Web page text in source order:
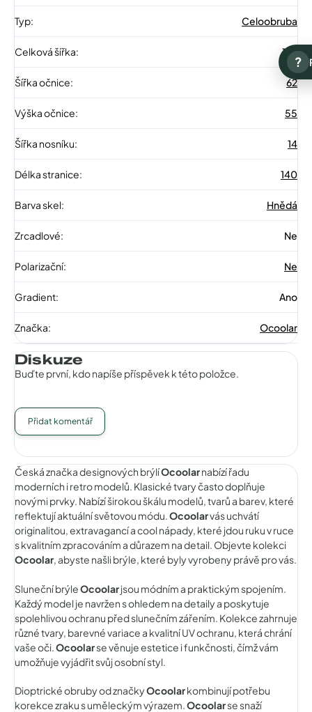
Typ: Celoobruba
Celková šířka: 147
Šířka očnice: 62
Výška očnice: 55
Šířka nosníku: 14
Délka stranice: 140
Barva skel: Hnědá
Zrcadlové: Ne
Polarizační: Ne
Gradient: Ano
Značka: Ocoolar
Diskuze
Buďte první, kdo napíše příspěvek k této položce.
Přidat komentář
Česká značka designových brýlíOcoolarnabízí řadu
moderních i retro modelů. Klasické tvary často doplňuje
novými prvky. Nabízí širokou škálu modelů, tvarů a barev, které
reflektují aktuální světovou módu.Ocoolarvás uchvátí
originalitou, extravagancí a cool nápady, které jdou ruku v ruce
s kvalitním zpracováním a důrazem na detail. Objevte kolekci
Ocoolar, abyste našli brýle, které byly vyrobeny právě pro vás.
Sluneční brýleOcoolarjsou módním a praktickým spojením.
Každý model je navržen s ohledem na detaily a poskytuje
spolehlivou ochranu před slunečním zářením. Kolekce zahrnuje
různé tvary, barevné variace a kvalitní UV ochranu, která chrání
vaše oči.Ocoolarse věnuje estetice i funkčnosti, čímž vám
umožňuje vyjádřit svůj osobní styl.
Dioptrické obruby od značkyOcoolarkombinují potřebu
korekce zraku s uměleckým výrazem.Ocoolarse snaží
?